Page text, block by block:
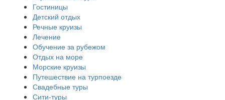
Гостиницы
Детский отдых
Речные круизы
Лечение
Обучение за рубежом
Отдых на море
Морские круизы
Путешествие на турпоезде
Свадебные туры
Сити-туры